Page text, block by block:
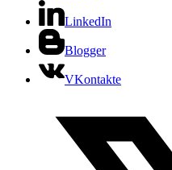
LinkedIn
Blogger
VKontakte